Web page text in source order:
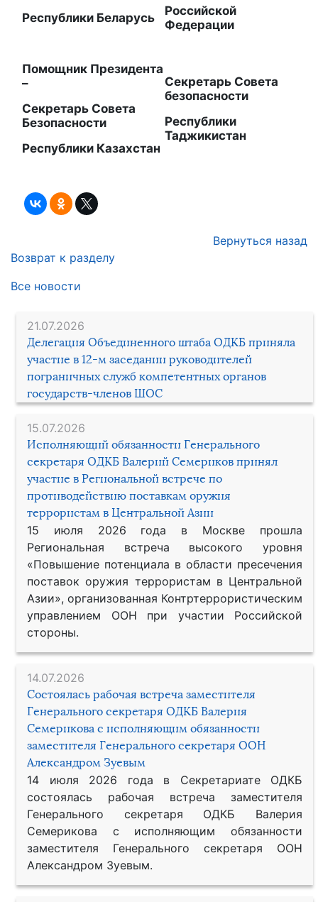
21.07.2026
Делегация Объединенного штаба ОДКБ приняла
участие в 12-м заседании руководителей
пограничных служб компетентных органов
государств-членов ШОС
15.07.2026
Исполняющий обязанности Генерального
секретаря ОДКБ Валерий Семериков принял
участие в Региональной встрече по
противодействию поставкам оружия
террористам в Центральной Азии
15 июля 2026 года в Москве прошла
Региональная встреча высокого уровня
«Повышение потенциала в области пресечения
поставок оружия террористам в Центральной
Азии», организованная Контртеррористическим
управлением ООН при участии Российской
стороны.
14.07.2026
Состоялась рабочая встреча заместителя
Генерального секретаря ОДКБ Валерия
Семерикова с исполняющим обязанности
заместителя Генерального секретаря ООН
Александром Зуевым
14 июля 2026 года в Секретариате ОДКБ
состоялась рабочая встреча заместителя
Генерального секретаря ОДКБ Валерия
Семерикова с исполняющим обязанности
заместителя Генерального секретаря ООН
Александром Зуевым.
Республики Беларусь
Российской
Федерации
Помощник Президента
–
Секретарь Совета
Безопасности
Республики Казахстан
Секретарь Совета
безопасности
Республики
Таджикистан
Вернуться назад
Возврат к разделу
Все новости